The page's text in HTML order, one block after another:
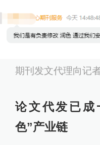
期刊发文代理向记
论文代发已
色”产业链